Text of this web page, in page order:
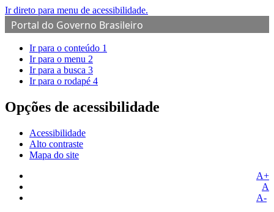
Ir direto para menu de acessibilidade.
Portal do Governo Brasileiro
Ir para o conteúdo 1
Ir para o menu 2
Ir para a busca 3
Ir para o rodapé 4
Opções de acessibilidade
Acessibilidade
Alto contraste
Mapa do site
A+
A
A-